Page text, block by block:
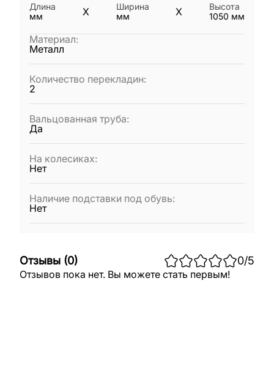
Длина
мм
X
Ширина
мм
X
Высота
1050 мм
Материал:
Металл
Количество перекладин:
2
Вальцованная труба:
Да
На колесиках:
Нет
Наличие подставки под обувь:
Нет
Отзывы (0) 0/5
Отзывов пока нет. Вы можете стать первым!